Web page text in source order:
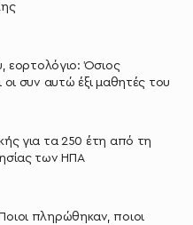
εορτολόγιο: Όσιος
συν αυτώ έξι μαθητές του
για τα 250 έτη από τη
των ΗΠΑ
πληρώθηκαν, ποιοι